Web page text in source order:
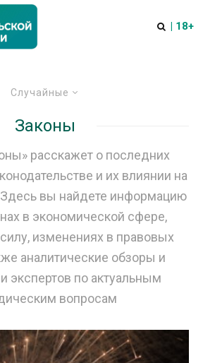
| 18+
Случайные
Законы
расскажет о последних
и их влиянии на
вы найдете информацию
в экономической сфере,
изменениях в правовых
аналитические обзоры и
экспертов по актуальным
вопросам